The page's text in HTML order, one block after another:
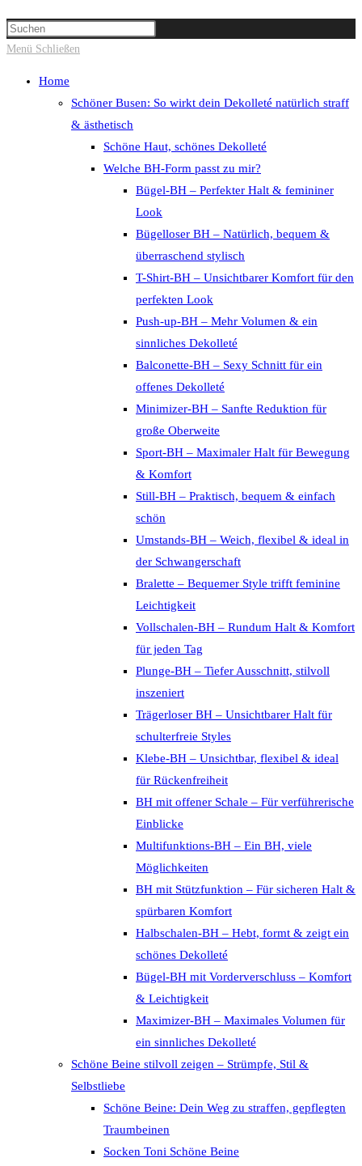
Suche
umschalten
the
panel.
Menü Schließen
Home
Schöner Busen: So wirkt dein Dekolleté natürlich straff
& ästhetisch
Schöne Haut, schönes Dekolleté
Welche BH-Form passt zu mir?
Bügel-BH – Perfekter Halt & femininer
Look
Bügelloser BH – Natürlich, bequem &
überraschend stylisch
T-Shirt-BH – Unsichtbarer Komfort für den
perfekten Look
Push-up-BH – Mehr Volumen & ein
sinnliches Dekolleté
Balconette-BH – Sexy Schnitt für ein
offenes Dekolleté
Minimizer-BH – Sanfte Reduktion für
große Oberweite
Sport-BH – Maximaler Halt für Bewegung
& Komfort
Still-BH – Praktisch, bequem & einfach
schön
Umstands-BH – Weich, flexibel & ideal in
der Schwangerschaft
Bralette – Bequemer Style trifft feminine
Leichtigkeit
Vollschalen-BH – Rundum Halt & Komfort
für jeden Tag
Plunge-BH – Tiefer Ausschnitt, stilvoll
inszeniert
Trägerloser BH – Unsichtbarer Halt für
schulterfreie Styles
Klebe-BH – Unsichtbar, flexibel & ideal
für Rückenfreiheit
BH mit offener Schale – Für verführerische
Einblicke
Multifunktions-BH – Ein BH, viele
Möglichkeiten
BH mit Stützfunktion – Für sicheren Halt &
spürbaren Komfort
Halbschalen-BH – Hebt, formt & zeigt ein
schönes Dekolleté
Bügel-BH mit Vorderverschluss – Komfort
& Leichtigkeit
Maximizer-BH – Maximales Volumen für
ein sinnliches Dekolleté
Schöne Beine stilvoll zeigen – Strümpfe, Stil &
Selbstliebe
Schöne Beine: Dein Weg zu straffen, gepflegten
Traumbeinen
Socken Toni Schöne Beine